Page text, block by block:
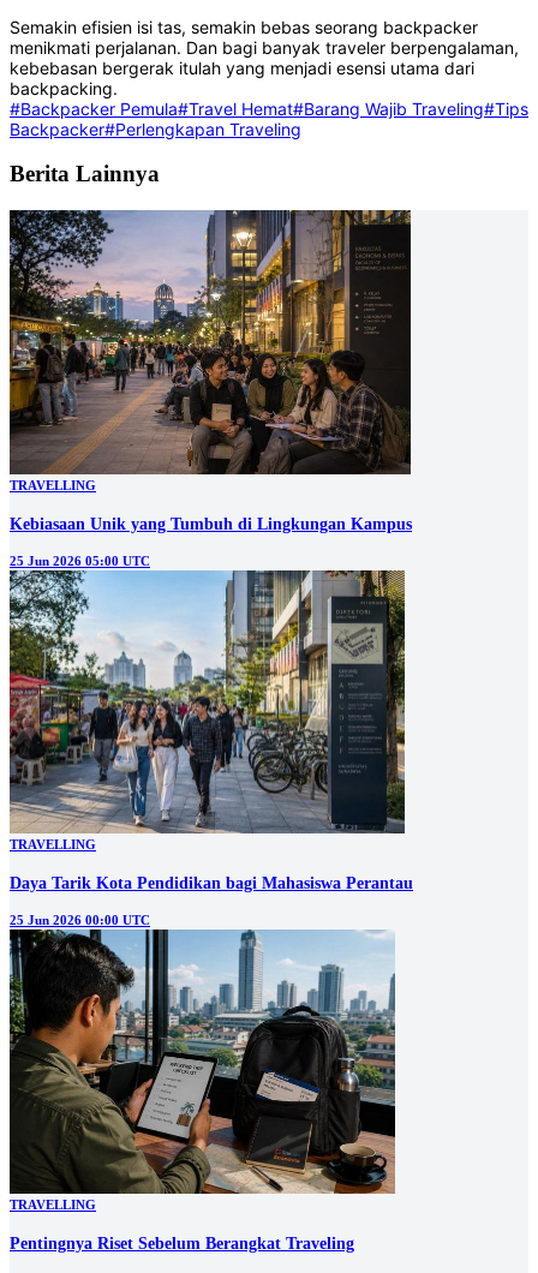
Semakin efisien isi tas, semakin bebas seorang backpacker
menikmati perjalanan. Dan bagi banyak traveler berpengalaman,
kebebasan bergerak itulah yang menjadi esensi utama dari
backpacking.
#Backpacker Pemula#Travel Hemat#Barang Wajib Traveling#Tips
Backpacker#Perlengkapan Traveling
Berita Lainnya
TRAVELLING
Kebiasaan Unik yang Tumbuh di Lingkungan Kampus
25 Jun 2026 05:00 UTC
TRAVELLING
Daya Tarik Kota Pendidikan bagi Mahasiswa Perantau
25 Jun 2026 00:00 UTC
TRAVELLING
Pentingnya Riset Sebelum Berangkat Traveling